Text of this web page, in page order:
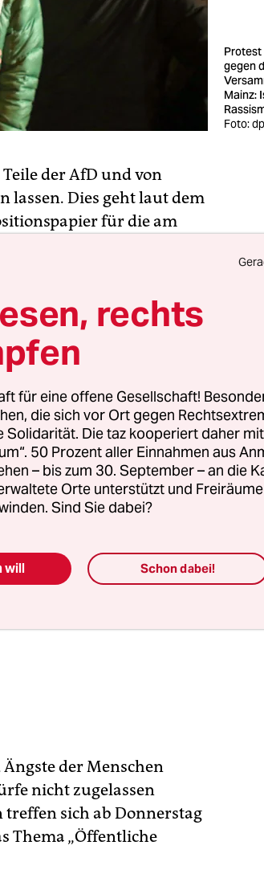
Protest
gegen
Mainz:
Foto:
der AfD und von
lassen. Dies geht laut dem
für die am
gefährlichen
und Gruppen wie Pegida
„Ausschreitungen gegen
Helfer sowie
Gewalttäterinnen
angenommen“,
Papier.
der Menschen
nicht zugelassen
treffen sich ab Donnerstag
Thema „Öffentliche
rechts
für eine offene Gesellschaft!
die sich vor Ort gegen
Solidarität. Die taz kooperiert daher
50 Prozent aller Einnahmen aus
– bis zum 30. September – an die
Orte unterstützt und
Sind Sie dabei?
will Schon dabei!